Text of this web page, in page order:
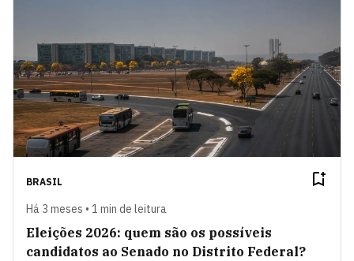
BRASIL
Há 3 meses • 1 min de leitura
Eleições 2026: quem são os possíveis
candidatos ao Senado no Distrito Federal?